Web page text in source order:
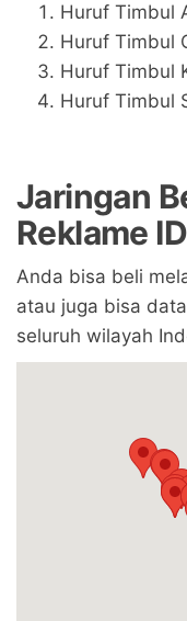
Huruf Timbul
Huruf Timbul
Huruf Timbul
Huruf Timbul
Jaringan
Reklame ID
Anda bisa beli
atau juga bisa
seluruh wilayah